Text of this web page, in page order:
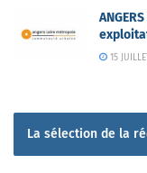
15
La sélection de la